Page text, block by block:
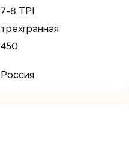
7-8 TPI
трехгранная
450
Россия